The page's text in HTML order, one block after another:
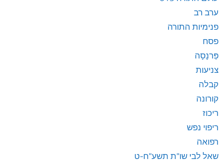
ערב רב
פנימיות התורה
פסח
פַּרנָסָה
צניעות
קבלה
קורונה
ריכוז
ריפוי נפש
רפואה
שאל לבי שו"ת תשע"ח-ט